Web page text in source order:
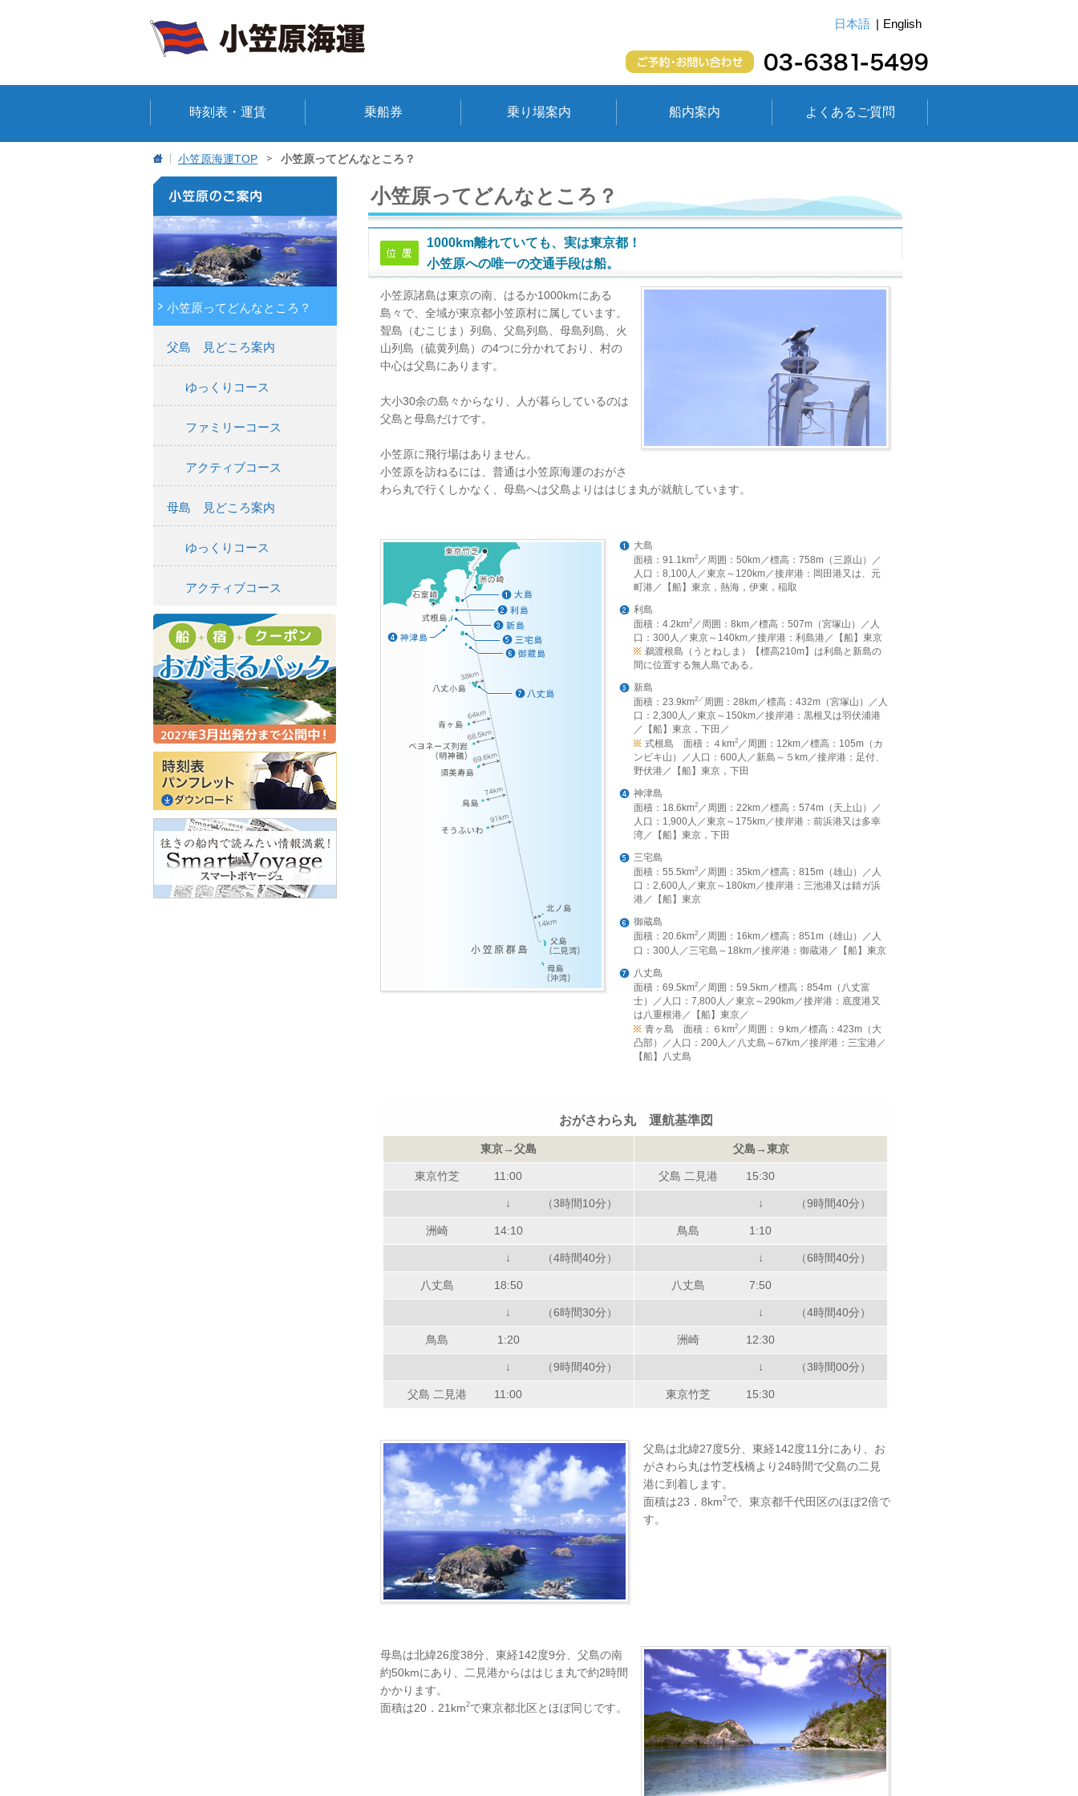
日本語 English
時刻表・運賃 乗船券 乗り場案内 船内案内 よくあるご質問
小笠原海運TOP 小笠原ってどんなところ？
小笠原ってどんなところ？
父島 見どころ案内
ゆっくりコース
ファミリーコース
アクティブコース
母島 見どころ案内
ゆっくりコース
アクティブコース
小笠原ってどんなところ？
1000km離れていても、実は東京都！
小笠原への唯一の交通手段は船。
小笠原諸島は東京の南、はるか1000kmにある
島々で、全域が東京都小笠原村に属しています。
聟島（むこじま）列島、父島列島、母島列島、火
山列島（硫黄列島）の4つに分かれており、村の
中心は父島にあります。
大小30余の島々からなり、人が暮らしているのは
父島と母島だけです。
小笠原に飛行場はありません。
小笠原を訪ねるには、普通は小笠原海運のおがさ
わら丸で行くしかなく、母島へは父島よりははじま丸が就航しています。
大島
面積：91.1km2 ／周囲：50km／標高：758m（三原山）／
人口：8,100人／東京～120km／接岸港：岡田港又は、元
町港／【船】東京，熱海，伊東，稲取
利島
面積：4.2km2 ／ 周囲：8km／標高：507m（宮塚山） ／ 人
口：300人 ／東京～140km／接岸港：利島港／
【船】東京
鵜渡根島（うとねしま）【標高210m】は利島と新島の
間に位置する無人島である。
新島
面積：23.9km2／ 周囲：28km／標高：432m（宮塚山） ／ 人
口：2,300人 ／東京～150km／接岸港：黒根又は羽伏浦港
／
【船】東京，下田／
式根島 面積：４km2 ／周囲：12km／標高：105m（カ
ンビキ山）
／人口：600人／新島～５km／接岸港：足付、
野伏港／【船】東京，下田
神津島
面積：18.6km2 ／周囲：22km／標高：574m（天上山）／
人口：1,900人／東京～175km／接岸港：前浜港又は多幸
湾／【船】東京，下田
三宅島
面積：55.5km2 ／周囲：35km／標高：815m（雄山）／人
口：2,600人／東京～180km／接岸港：三池港又は錆ガ浜
港／【船】東京
御蔵島
面積：20.6km2 ／周囲：16km／標高：851m（雄山）／人
口：300人／三宅島～18km／接岸港：御蔵港／【船】東京
八丈島
面積：69.5km2 ／周囲：59.5km／標高：854m（八丈富
士）／人口：7,800人／東京～290km／接岸港：底度港又
は八重根港／【船】東京／
青ヶ島 面積：６km2 ／周囲：９km／標高：423m（大
凸部）
／人口：200人／八丈島～67km／接岸港：三宝港／
【船】八丈島
おがさわら丸 運航基準図
東京→父島 父島→東京
東京竹芝 11:00 父島 二見港 15:30
↓ （3時間10分） ↓ （9時間40分）
洲崎 14:10 鳥島 1:10
↓ （4時間40分） ↓ （6時間40分）
八丈島 18:50 八丈島 7:50
↓ （6時間30分） ↓ （4時間40分）
鳥島 1:20 洲崎 12:30
↓ （9時間40分） ↓ （3時間00分）
父島 二見港 11:00 東京竹芝 15:30
父島は北緯27度5分、東経142度11分にあり、お
がさわら丸は竹芝桟橋より24時間で父島の二見
港に到着します。
面積は23．8km2で、東京都千代田区のほぼ2倍で
す。
母島は北緯26度38分、東経142度9分、父島の南
約50kmにあり、二見港からははじま丸で約2時間
かかります。
面積は20．21km2で東京都北区とほぼ同じです。